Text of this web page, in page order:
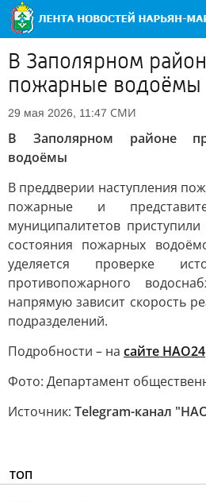
В Заполярном
пожарные водоёмы
29 мая 2026, 11:47 СМИ
В Заполярном районе
водоёмы
В преддверии наступления
пожарные и
муниципалитетов
состояния пожарных
уделяется проверке
противопожарного
напрямую зависит скорость
подразделений.
Подробности – на сайте НАО24
Фото: Департамент
Источник: Telegram-канал
ТОП